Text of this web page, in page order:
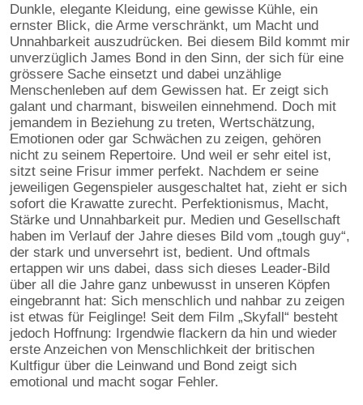
Dunkle, elegante Kleidung, eine gewisse Kühle, ein
ernster Blick, die Arme verschränkt, um Macht und
Unnahbarkeit auszudrücken. Bei diesem Bild kommt mir
unverzüglich James Bond in den Sinn, der sich für eine
grössere Sache einsetzt und dabei unzählige
Menschenleben auf dem Gewissen hat. Er zeigt sich
galant und charmant, bisweilen einnehmend. Doch mit
jemandem in Beziehung zu treten, Wertschätzung,
Emotionen oder gar Schwächen zu zeigen, gehören
nicht zu seinem Repertoire. Und weil er sehr eitel ist,
sitzt seine Frisur immer perfekt. Nachdem er seine
jeweiligen Gegenspieler ausgeschaltet hat, zieht er sich
sofort die Krawatte zurecht. Perfektionismus, Macht,
Stärke und Unnahbarkeit pur. Medien und Gesellschaft
haben im Verlauf der Jahre dieses Bild vom „tough guy“,
der stark und unversehrt ist, bedient. Und oftmals
ertappen wir uns dabei, dass sich dieses Leader-Bild
über all die Jahre ganz unbewusst in unseren Köpfen
eingebrannt hat: Sich menschlich und nahbar zu zeigen
ist etwas für Feiglinge! Seit dem Film „Skyfall“ besteht
jedoch Hoffnung: Irgendwie flackern da hin und wieder
erste Anzeichen von Menschlichkeit der britischen
Kultfigur über die Leinwand und Bond zeigt sich
emotional und macht sogar Fehler.